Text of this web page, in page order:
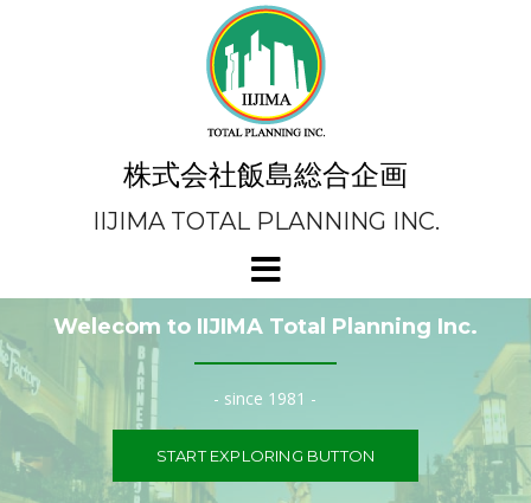
株式会社飯島総合企画
IIJIMA TOTAL PLANNING INC.
Welecom to IIJIMA Total Planning Inc.
- since 1981 -
START EXPLORING BUTTON